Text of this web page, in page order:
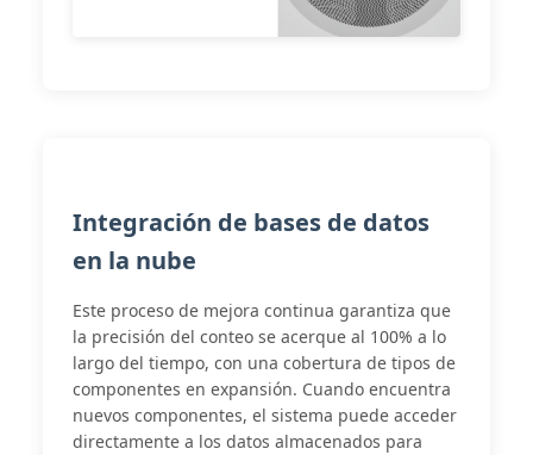
Integración de bases de datos
en la nube
Este proceso de mejora continua garantiza que
la precisión del conteo se acerque al 100% a lo
largo del tiempo, con una cobertura de tipos de
componentes en expansión. Cuando encuentra
nuevos componentes, el sistema puede acceder
directamente a los datos almacenados para